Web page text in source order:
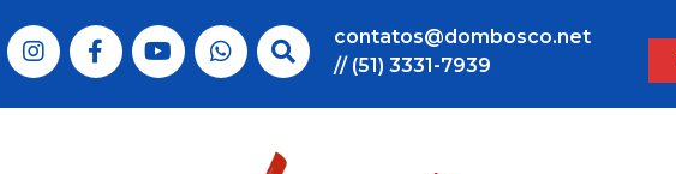
contatos@dombosco.net
// (51) 3331-7939